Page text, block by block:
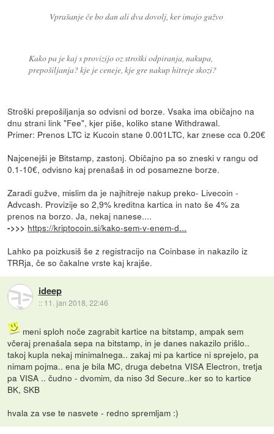
Vprašanje če bo dan ali dva dovolj, ker imajo gužvo
Kako pa je kaj s provizijo oz stroški odpiranja, nakupa,
prepošiljanja? kje je ceneje, kje gre nakup hitreje skozi?
Stroški prepošiljanja so odvisni od borze. Vsaka ima običajno na
dnu strani link "Fee", kjer piše, koliko stane Withdrawal.
Primer: Prenos LTC iz Kucoin stane 0.001LTC, kar znese cca 0.20€
Najcenejši je Bitstamp, zastonj. Običajno pa so zneski v rangu od
0.1-10€, odvisno kaj prenašaš in od posamezne borze.
Zaradi gužve, mislim da je najhitreje nakup preko- Livecoin -
Advcash. Provizije so 2,9% kreditna kartica in nato še 4% za
prenos na borzo. Ja, nekaj nanese....
->>> https://kriptocoin.si/kako-sem-v-enem-d...
Lahko pa poizkusiš še z registracijo na Coinbase in nakazilo iz
TRRja, če so čakalne vrste kaj krajše.
ideep
:: 11. jan 2018, 22:46
meni sploh noče zagrabit kartice na bitstamp, ampak sem
včeraj prenašala sepa na bitstamp, in je danes nakazilo prišlo..
takoj kupla nekaj minimalnega.. zakaj mi pa kartice ni sprejelo, pa
nimam pojma.. ena je bila MC, druga debetna VISA Electron, tretja
pa VISA .. čudno - dvomim, da niso 3d Secure..ker so to kartice
BK, SKB
hvala za vse te nasvete - redno spremljam :)